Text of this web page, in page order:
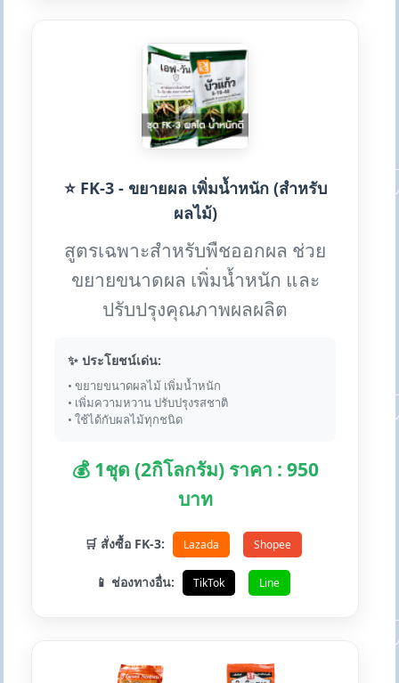
⭐ FK-3 - ขยายผล เพิ่มน้ำหนัก (สำหรับ
ผลไม้)
สูตรเฉพาะสำหรับพืชออกผล ช่วย
ขยายขนาดผล เพิ่มน้ำหนัก และ
ปรับปรุงคุณภาพผลผลิต
✨ ประโยชน์เด่น:
• ขยายขนาดผลไม้ เพิ่มน้ำหนัก
• เพิ่มความหวาน ปรับปรุงรสชาติ
• ใช้ได้กับผลไม้ทุกชนิด
💰 1ชุด (2กิโลกรัม) ราคา : 950
บาท
🛒 สั่งซื้อ FK-3: Lazada Shopee
📱 ช่องทางอื่น: TikTok Line